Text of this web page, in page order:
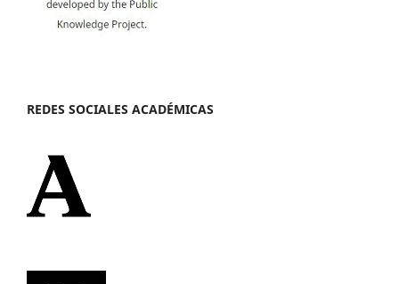
REDES SOCIALES ACADÉMICAS